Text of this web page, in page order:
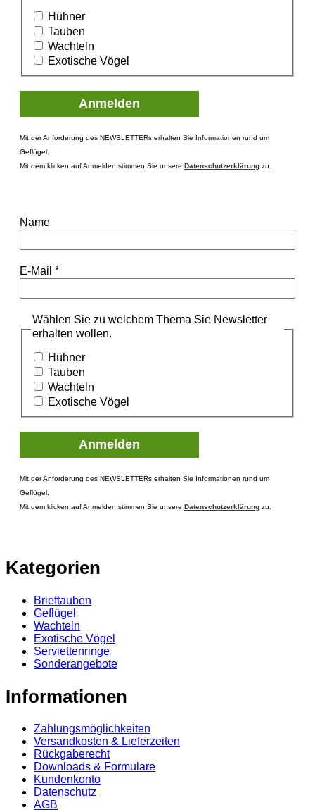
Hühner
Tauben
Wachteln
Exotische Vögel
Mit der Anforderung des NEWSLETTERs erhalten Sie Informationen rund um
Geflügel.
Mit dem klicken auf Anmelden stimmen Sie unsere Datenschutzerklärung zu.
Name
E-Mail *
Wählen Sie zu welchem Thema Sie Newsletter
erhalten wollen.
Hühner
Tauben
Wachteln
Exotische Vögel
Mit der Anforderung des NEWSLETTERs erhalten Sie Informationen rund um
Geflügel.
Mit dem klicken auf Anmelden stimmen Sie unsere Datenschutzerklärung zu.
Kategorien
Brieftauben
Geflügel
Wachteln
Exotische Vögel
Serviettenringe
Sonderangebote
Informationen
Zahlungsmöglichkeiten
Versandkosten & Lieferzeiten
Rückgaberecht
Downloads & Formulare
Kundenkonto
Datenschutz
AGB